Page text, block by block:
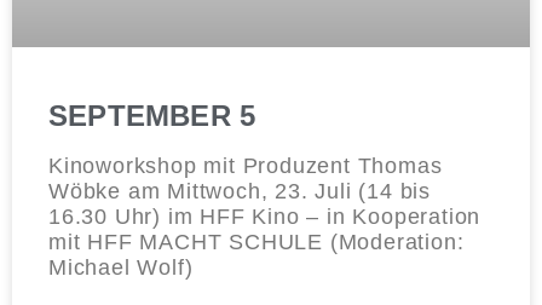
SEPTEMBER 5
Kinoworkshop mit Produzent Thomas
Wöbke am Mittwoch, 23. Juli (14 bis
16.30 Uhr) im HFF Kino – in Kooperation
mit HFF MACHT SCHULE (Moderation:
Michael Wolf)